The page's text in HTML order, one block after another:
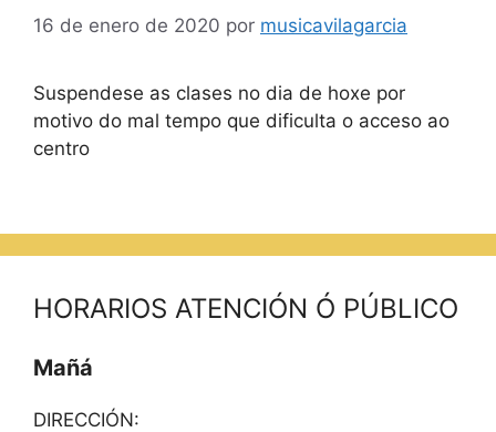
16 de enero de 2020 por musicavilagarcia
Suspendese as clases no dia de hoxe por
motivo do mal tempo que dificulta o acceso ao
centro
HORARIOS ATENCIÓN Ó PÚBLICO
Mañá
DIRECCIÓN: